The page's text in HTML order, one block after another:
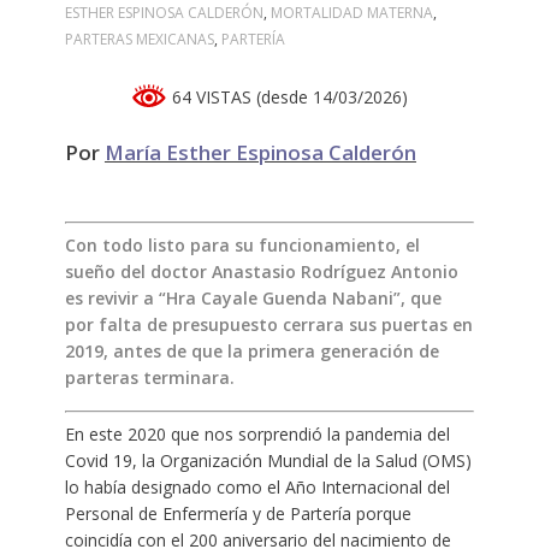
ESTHER ESPINOSA CALDERÓN, MORTALIDAD MATERNA,
PARTERAS MEXICANAS, PARTERÍA
64 VISTAS (desde 14/03/2026)
Por María Esther Espinosa Calderón
Con todo listo para su funcionamiento, el
sueño del doctor Anastasio Rodríguez Antonio
es revivir a “Hra Cayale Guenda Nabani”, que
por falta de presupuesto cerrara sus puertas en
2019, antes de que la primera generación de
parteras terminara.
En este 2020 que nos sorprendió la pandemia del
Covid 19, la Organización Mundial de la Salud (OMS)
lo había designado como el Año Internacional del
Personal de Enfermería y de Partería porque
coincidía con el 200 aniversario del nacimiento de